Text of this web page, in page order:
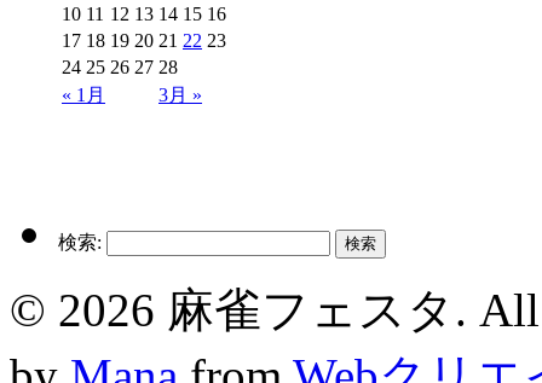
« 1月 3月 »
10 11 12 13 14 15 16
17 18 19 20 21 22 23
24 25 26 27 28
検索:
© 2026 麻雀フェスタ. All